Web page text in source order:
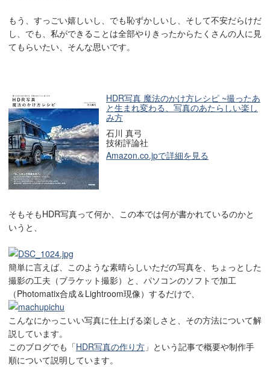
もう、すっごい嬉しいし、でも恥ずかしいし、そして不安だらけだ
し、でも、私ができることは全部やりきったからたくさんの人に見
てもらいたい、そんな思いです。
HDR写真 魔法のかけ方レシピ ~撮ったあ
と生まれ変わる、写真のあたらしい楽し
み方
石川 真弓
技術評論社
Amazon.co.jpで詳細を見る
そもそもHDR写真って何か、この本では何が書かれているのかと
いうと、
簡単に言えば、このような素晴らしいただの写真を、ちょっとした
撮影の工夫（ブラケット撮影）と、パソコンのソフトで加工
（Photomatix合成＆Lightroom現像）するだけで、
こんなにかっこいい写真に仕上げる楽しさと、その方法について解
説しています。
このブログでも「HDR写真の作り方 」という記事で概要や制作手
順について説明しています。